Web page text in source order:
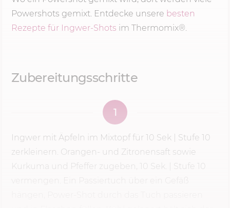
Powershots gemixt. Entdecke unsere besten
Rezepte für Ingwer-Shots im Thermomix®.
Zubereitungsschritte
1
Ingwer mit Äpfeln im Mixtopf für 10 Sek
| Stufe 10
zerkleinern. Orangen- und Zitronensaft sowie
Kurkuma und Pfeffer zugeben, 10 Sek. | Stufe 10